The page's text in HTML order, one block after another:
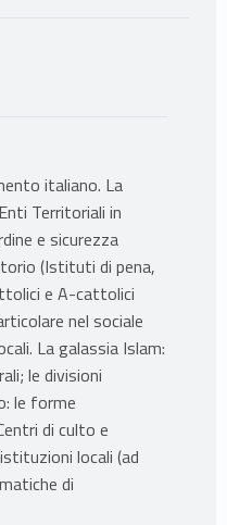
italiano. La
Territoriali in
e sicurezza
(Istituti di pena,
e A-cattolici
nel sociale
La galassia Islam:
le divisioni
le forme
di culto e
locali (ad
di